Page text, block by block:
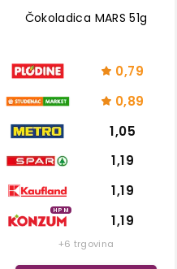
Čokoladica MARS 51g
0,79
0,89
1,05
1,19
1,19
HPM
1,19
+6 trgovina